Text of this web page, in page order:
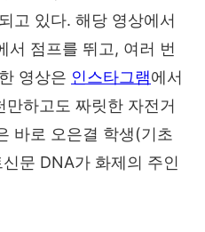
고 있다. 해당 영상에서
서 점프를 뛰고 , 여러 번
영상은 인스타그램에서
만하고도 짜릿한 자전거
바로 오은결 학생(기초
문 DNA가 화제의 주인